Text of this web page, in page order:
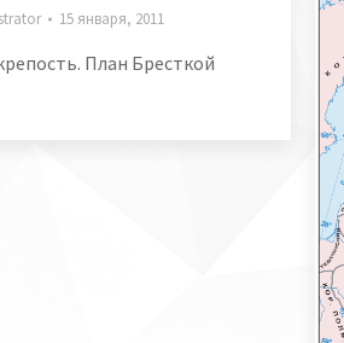
15 января, 2011
План Бресткой